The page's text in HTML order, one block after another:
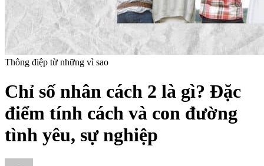
Thông điệp từ những vì sao
Chỉ số nhân cách 2 là gì? Đặc
điểm tính cách và con đường
tình yêu, sự nghiệp